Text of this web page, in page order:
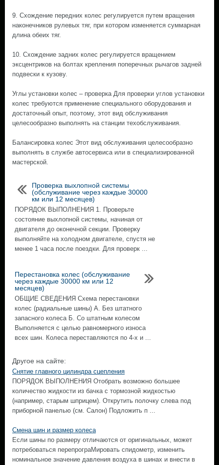
9. Схождение передних колес регулируется путем вращения
наконечников рулевых тяг, при котором изменяется суммарная
длина обеих тяг.
10. Схождение задних колес регулируется вращением
эксцентриков на болтах крепления поперечных рычагов задней
подвески к кузову.
Углы установки колес – проверка Для проверки углов установки
колес требуются применение специального оборудования и
достаточный опыт, поэтому, этот вид обслуживания
целесообразно выполнять на станции техобслуживания.
Балансировка колес Этот вид обслуживания целесообразно
выполнять в службе автосервиса или в специализированной
мастерской.
Проверка выхлопной системы
(обслуживание через каждые 30000
км или 12 месяцев)
ПОРЯДОК ВЫПОЛНЕНИЯ 1. Проверьте
состояние выхлопной системы, начиная от
двигателя до оконечной секции. Проверку
выполняйте на холодном двигателе, спустя не
менее 1 часа после поездки. Для проверк ...
Перестановка колес (обслуживание
через каждые 30000 км или 12
месяцев)
ОБЩИЕ СВЕДЕНИЯ Схема перестановки
колес (радиальные шины) А. Без штатного
запасного колеса Б. Со штатным колесом
Выполняется с целью равномерного износа
всех шин. Колеса переставляются по 4-х и ...
Другое на сайте:
Снятие главного цилиндра сцепления
ПОРЯДОК ВЫПОЛНЕНИЯ Отобрать возможно большее
количество жидкости из бачка с тормозной жидкостью
(например, старым шприцем). Открутить полочку слева под
приборной панелью (см. Салон) Подложить п ...
Смена шин и размер колеса
Если шины по размеру отличаются от оригинальных, может
потребоваться перепрограМировать спидометр, изменить
номинальное значение давления воздуха в шинах и внести в